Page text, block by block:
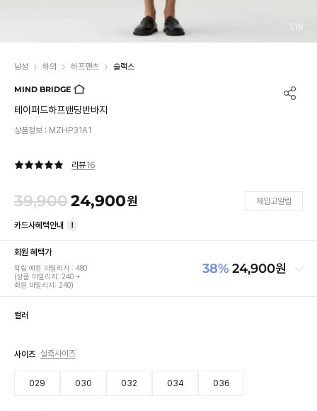
1/19
남성 하의 하프팬츠 슬랙스
MIND BRIDGE
테이퍼드하프밴딩반바지
상품정보 : MZHP31A1
리뷰16
39,90024,900원 재입고알림
카드사혜택안내
회원 혜택가
적립 예정 마일리지 : 480
(상품 마일리지: 240 +
회원 마일리지: 240)
38% 24,900원
정가
비회원가
회원가 회원혜택가
컬러
사이즈 실측사이즈
029 030 032 034 036